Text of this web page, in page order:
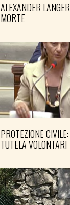
ALEXANDER
MORTE
PROTEZIONE
TUTELA VOLONTARI